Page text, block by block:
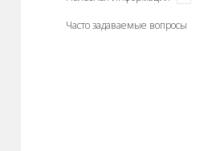
меню
Часто задаваемые вопросы